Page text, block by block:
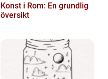
Konst i Rom: En grundlig
översikt